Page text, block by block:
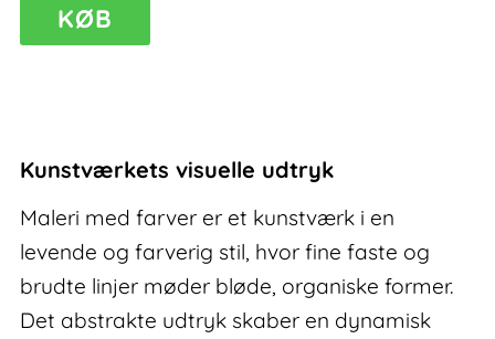
Truth
II
antal
KØB
Kunstværkets visuelle udtryk
Maleri med farver er et kunstværk i en
levende og farverig stil, hvor fine faste og
brudte linjer møder bløde, organiske former.
Det abstrakte udtryk skaber en dynamisk